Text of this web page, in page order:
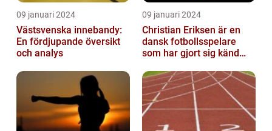
09 januari 2024
Västsvenska innebandy:
En fördjupande översikt
och analys
09 januari 2024
Christian Eriksen är en
dansk fotbollsspelare
som har gjort sig känd
mittfältarna...